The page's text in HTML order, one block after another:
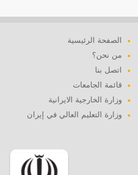
الصفحة الرئيسية
من نحن؟
اتصل بنا
قائمة الجامعات
وزارة الخارجية الايرانية
وزارة التعليم العالي في إيران